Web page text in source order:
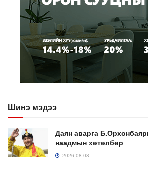
Шинэ мэдээ
Даян аварга
наадмын хөтөлбөр
2026-08-08